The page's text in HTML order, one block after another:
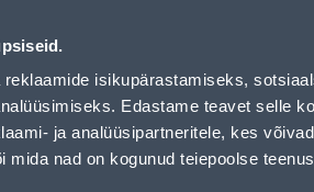
isikupärastamiseks,
Edastame teavet selle
ja analüüsipartneritele, kes
mida nad on kogunud teiepoolse
has loaded
Teenused Karjäärileht
OTSI